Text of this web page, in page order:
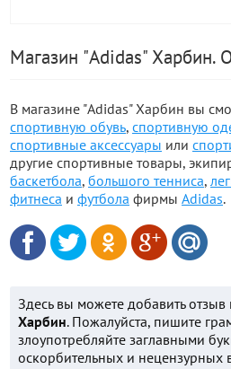
Магазин "Adidas" Харбин.
В магазине "Adidas" Харбин вы
спортивную обувь, спортивную
спортивные аксессуары или
другие спортивные товары,
баскетбола, большого тенниса,
фитнеса и футбола фирмы Adidas.
Здесь вы можете добавить отзыв
Харбин. Пожалуйста, пишите
злоупотребляйте заглавными
оскорбительных и нецензурных